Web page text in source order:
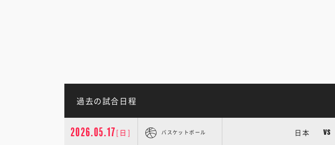
過去の試合日程
2026.05.17[日] バスケットボール 日本 VS